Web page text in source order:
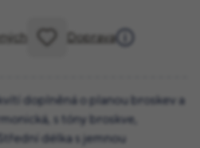
Doprava
doplněná o planou broskev a
s tóny broskve,
délka s jemnou